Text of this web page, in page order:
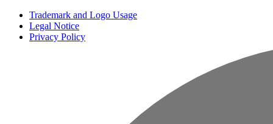
Trademark and Logo Usage
Legal Notice
Privacy Policy